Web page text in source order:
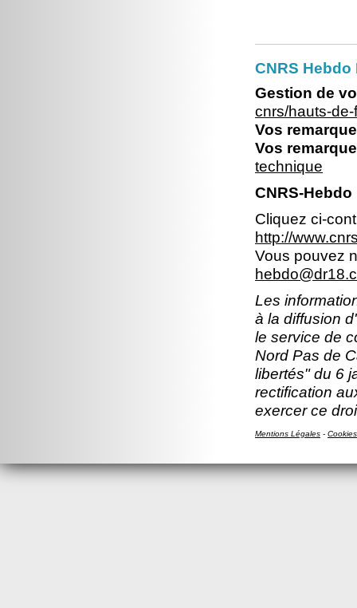
CNRS
Gestion de
cnrs/hauts-
Vos
Vos
technique
CNRS-
Cliquez ci-
http://
Vous pouvez
Les
à la diffusion
le service de
Nord Pas de
libertés" du 6
rectification
exercer ce
Mentions Légales - Cookies